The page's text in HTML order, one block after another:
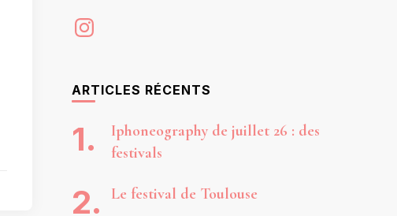
Instagram
ARTICLES RÉCENTS
Iphoneography de juillet 26 : des
festivals
Le festival de Toulouse